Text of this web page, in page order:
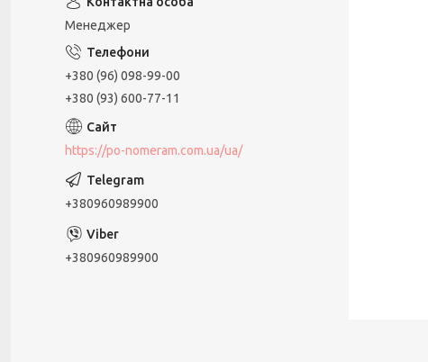
Менеджер
+380 (96) 098-99-00
+380 (93) 600-77-11
https://po-nomeram.com.ua/ua/
+380960989900
+380960989900